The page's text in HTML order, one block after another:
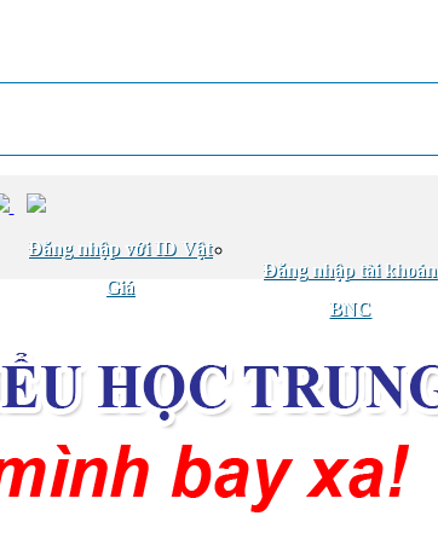
Đăng nhập với ID Vật
Giá
Đăng nhập tài khoản
BNC